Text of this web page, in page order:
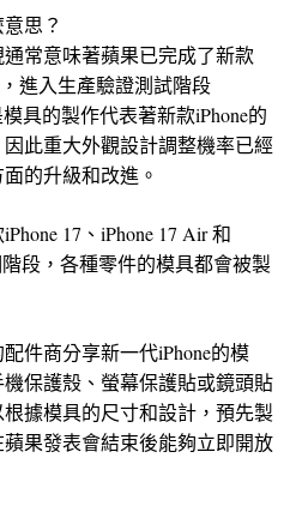
思？
通常意味著蘋果已完成了新款
進入生產驗證測試階段
具的製作代表著新款iPhone的
此重大外觀設計調整機率已經
的升級和改進。
17、iPhone 17 Air 和
階段，各種零件的模具都會被製
件商分享新一代iPhone的模
保護殼、螢幕保護貼或鏡頭貼
據模具的尺寸和設計，預先製
果發表會結束後能夠立即開放